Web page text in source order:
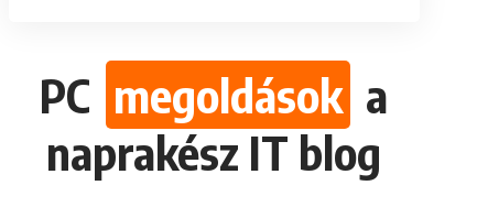
PC megoldások a
naprakész IT blog